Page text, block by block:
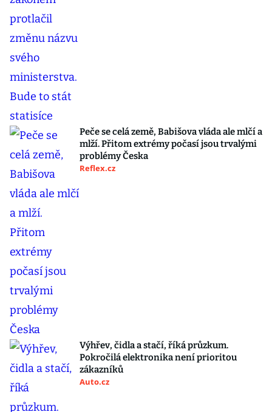
Peče se celá země, Babišova vláda ale mlčí a
mlží. Přitom extrémy počasí jsou trvalými
problémy Česka
Reflex.cz
Výhřev, čidla a stačí, říká průzkum.
Pokročilá elektronika není prioritou
zákazníků
Auto.cz